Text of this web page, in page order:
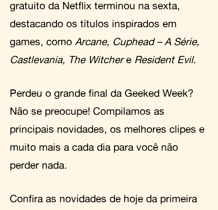
gratuito da Netflix terminou na sexta,
destacando os títulos inspirados em
games, como Arcane, Cuphead – A Série,
Castlevania, The Witchere Resident Evil.
Perdeu o grande final da Geeked Week?
Não se preocupe! Compilamos as
principais novidades, os melhores clipes e
muito mais a cada dia para você não
perder nada.
Confira as novidades de hoje da primeira